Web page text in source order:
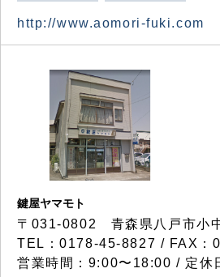
http://www.aomori-fuki.com
鍵屋ヤマモト
〒031-0802 青森県八戸市小
TEL：0178-45-8827 / FAX：
営業時間：9:00〜18:00 / 定休